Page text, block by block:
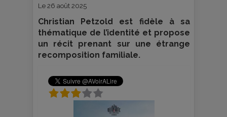
Le 26 août 2025
Christian Petzold est fidèle à sa
thématique de l’identité et propose
un récit prenant sur une étrange
recomposition familiale.